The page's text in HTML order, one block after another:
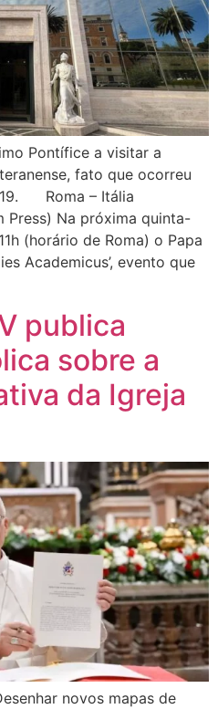
Pontífice a visitar a
fato que ocorreu
Roma – Itália
Press) Na próxima quinta-
(horário de Roma) o Papa
Academicus’, evento que
publica
sobre a
da Igreja
novos mapas de